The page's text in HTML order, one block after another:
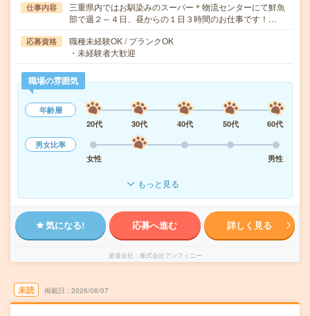
仕事内容
三重県内ではお馴染みのスーパー＊物流センターにて鮮魚
部で週２～４日、昼からの１日３時間のお仕事です！…
応募資格
職種未経験OK / ブランクOK
・未経験者大歓迎
職場の雰囲気
年齢層
20代
30代 40代 50代
60代
男女比率
女性
男性
もっと見る
気になる! 応募へ進む 詳しく見る
派遣会社 株式会社アンフィニー
未読 掲載日 2026/08/07